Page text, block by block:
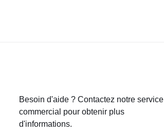
Besoin d'aide ? Contactez notre service
commercial pour obtenir plus
d'informations.